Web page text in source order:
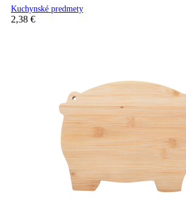
Kuchynské predmety
2,38 €